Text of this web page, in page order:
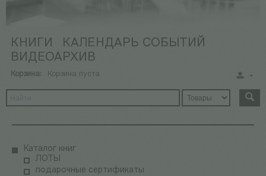
КНИГИ
КАЛЕНДАРЬ СОБЫТИЙ
ВИДЕОАРХИВ
Корзина: Корзина пуста
Каталог книг
ЛОТЫ
подарочные сертификаты